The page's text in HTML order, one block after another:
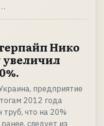
Нико
увеличил
предприятие
2012 года
труб, что на 20%
следует из